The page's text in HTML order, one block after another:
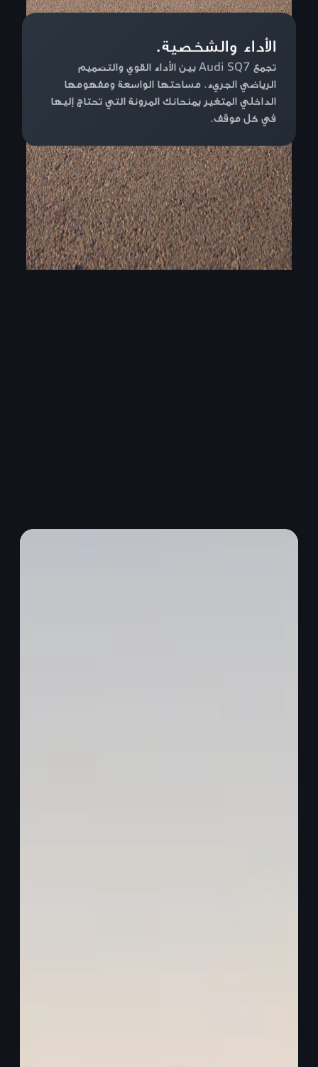
الأداء والشخصية.
تجمع Audi SQ7 بين الأداء القوي والتصميم
الرياضي الجريء. مساحتها الواسعة ومفهومها
الداخلي المتغير يمنحانك المرونة التي تحتاج إليها
في كل موقف.